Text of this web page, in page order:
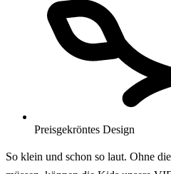
Preisgekröntes Design
So klein und schon so laut. Ohne